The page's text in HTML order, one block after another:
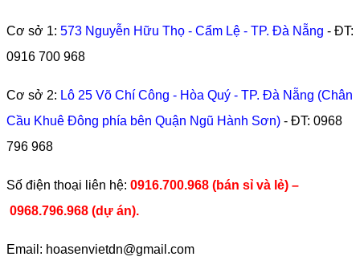
Cơ sở 1: 573 Nguyễn Hữu Thọ - Cẩm Lệ - TP. Đà Nẵng - ĐT:
0916 700 968
Cơ sở 2: Lô 25 Võ Chí Công - Hòa Quý - TP. Đà Nẵng (Chân
Cầu Khuê Đông phía bên Quận Ngũ Hành Sơn) - ĐT: 0968
796 968
​Số điện thoại liên hệ: 0916.700.968 (bán sỉ và lẻ) –
0968.796.968 (dự án).
Email: hoasenvietdn@gmail.com